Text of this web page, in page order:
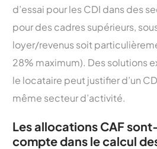
d’essai pour les CDI dans des
pour des cadres supérieurs,
loyer/revenus soit
28% maximum). Des solutions
le locataire peut justifier d’un
même secteur d’activité.
Les allocations CAF
compte dans le calcul